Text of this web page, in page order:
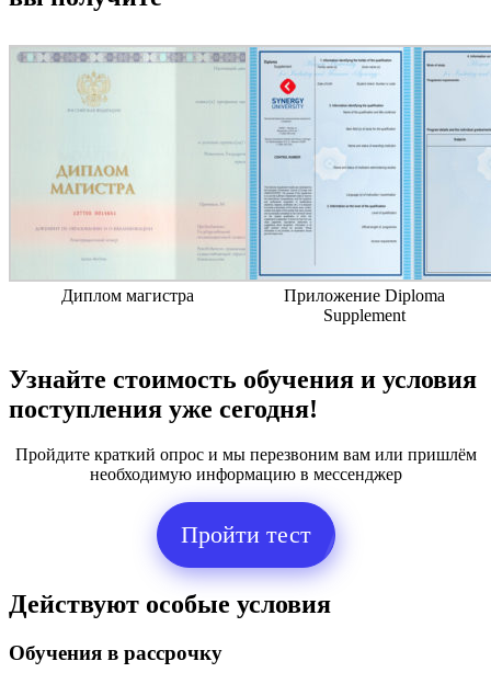
Диплом магистра
Приложение Diploma
Supplement
Узнайте стоимость обучения и условия
поступления уже сегодня!
Пройдите краткий опрос и мы перезвоним вам или пришлём
необходимую информацию в мессенджер
Пройти тест
Действуют особые условия
Обучения в рассрочку